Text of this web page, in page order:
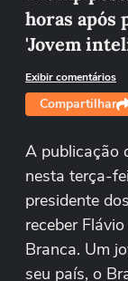
horas após
'Jovem
Exibir comentários
Compartilhar
A publicação
nesta terça-
presidente
receber
Branca. Um
seu país, o